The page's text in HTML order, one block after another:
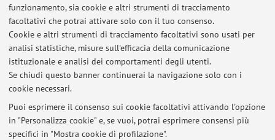
funzionamento, sia cookie e altri strumenti di tracciamento
facoltativi che potrai attivare solo con il tuo consenso.
Cookie e altri strumenti di tracciamento facoltativi sono usati per
analisi statistiche, misure sull'efficacia della comunicazione
istituzionale e analisi dei comportamenti degli utenti.
Se chiudi questo banner continuerai la navigazione solo con i
cookie necessari.
Puoi esprimere il consenso sui cookie facoltativi attivando l'opzione
in "Personalizza cookie" e, se vuoi, potrai esprimere consensi più
specifici in "Mostra cookie di profilazione".
Area riservata
Accedi tramite login per gestire tutti i contenuti del sito.
© 2026 - ALMA MATER STUDIORUM - Università di Bologna - Via
Zamboni, 33 - 40126 Bologna - Partita IVA: 01131710376
Privacy| Note legali |Impostazioni Cookie